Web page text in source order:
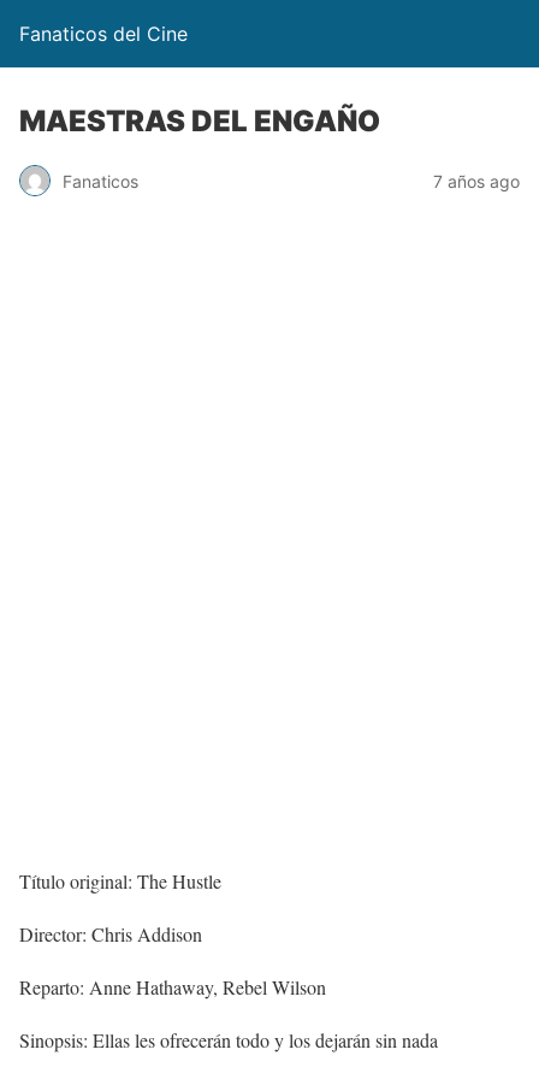
Fanaticos del Cine
MAESTRAS DEL ENGAÑO
Fanaticos 7 años ago
Título original: The Hustle
Director: Chris Addison
Reparto: Anne Hathaway, Rebel Wilson
Sinopsis: Ellas les ofrecerán todo y los dejarán sin nada